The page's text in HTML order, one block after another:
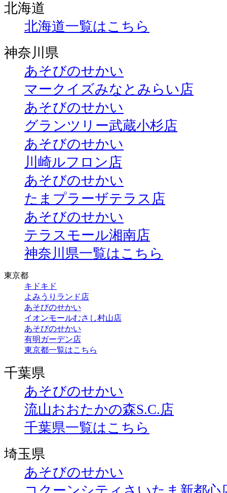
北海道
北海道一覧はこちら
神奈川県
あそびのせかい
マークイズみなとみらい店
あそびのせかい
グランツリー武蔵小杉店
あそびのせかい
川崎ルフロン店
あそびのせかい
たまプラーザテラス店
あそびのせかい
テラスモール湘南店
神奈川県一覧はこちら
東京都
キドキド
よみうりランド店
あそびのせかい
イオンモールむさし村山店
あそびのせかい
有明ガーデン店
東京都一覧はこちら
千葉県
あそびのせかい
流山おおたかの森S.C.店
千葉県一覧はこちら
埼玉県
あそびのせかい